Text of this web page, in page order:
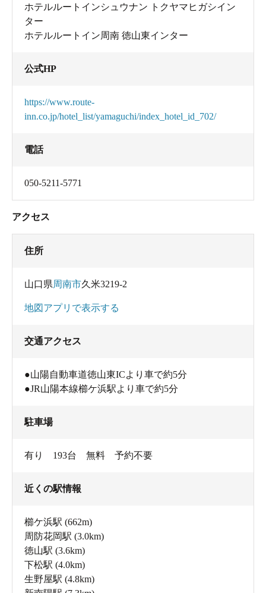
ホテルルートインシュウナン トクヤマヒガシイン
ター
ホテルルートイン周南 徳山東インター
公式HP
https://www.route-
inn.co.jp/hotel_list/yamaguchi/index_hotel_id_702/
電話
050-5211-5771
アクセス
住所
山口県周南市久米3219-2
地図アプリで表示する
交通アクセス
●山陽自動車道徳山東ICより車で約5分
●JR山陽本線櫛ケ浜駅より車で約5分
駐車場
有り 193台 無料 予約不要
近くの駅情報
櫛ケ浜駅 (662m)
周防花岡駅 (3.0km)
徳山駅 (3.6km)
下松駅 (4.0km)
生野屋駅 (4.8km)